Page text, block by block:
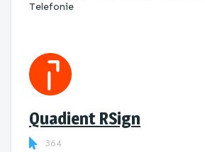
Telefonie
Quadient RSign
364